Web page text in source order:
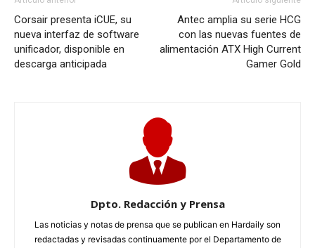
Corsair presenta iCUE, su
nueva interfaz de software
unificador, disponible en
descarga anticipada
Antec amplia su serie HCG
con las nuevas fuentes de
alimentación ATX High Current
Gamer Gold
Dpto. Redacción y Prensa
Las noticias y notas de prensa que se publican en Hardaily son
redactadas y revisadas continuamente por el Departamento de